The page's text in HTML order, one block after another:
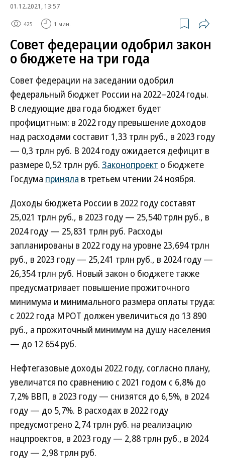
01.12.2021, 13:57
425 1 мин.
Совет федерации одобрил закон
о бюджете на три года
Совет федерации на заседании одобрил
федеральный бюджет России на 2022–2024 годы.
В следующие два года бюджет будет
профицитным: в 2022 году превышение доходов
над расходами составит 1,33 трлн руб., в 2023 году
— 0,3 трлн руб. В 2024 году ожидается дефицит в
размере 0,52 трлн руб. Законопроект о бюджете
Госдума приняла в третьем чтении 24 ноября.
Доходы бюджета России в 2022 году составят
25,021 трлн руб., в 2023 году — 25,540 трлн руб., в
2024 году — 25,831 трлн руб. Расходы
запланированы в 2022 году на уровне 23,694 трлн
руб., в 2023 году — 25,241 трлн руб., в 2024 году —
26,354 трлн руб. Новый закон о бюджете также
предусматривает повышение прожиточного
минимума и минимального размера оплаты труда:
с 2022 года МРОТ должен увеличиться до 13 890
руб., а прожиточный минимум на душу населения
— до 12 654 руб.
Нефтегазовые доходы 2022 году, согласно плану,
увеличатся по сравнению с 2021 годом с 6,8% до
7,2% ВВП, в 2023 году — снизятся до 6,5%, в 2024
году — до 5,7%. В расходах в 2022 году
предусмотрено 2,74 трлн руб. на реализацию
нацпроектов, в 2023 году — 2,88 трлн руб., в 2024
году — 2,98 трлн руб.